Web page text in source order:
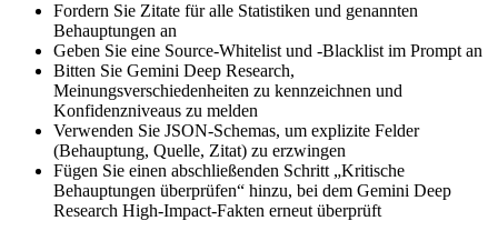
Fordern Sie Zitate für alle Statistiken und genannten
Behauptungen an
Geben Sie eine Source-Whitelist und -Blacklist im Prompt an
Bitten Sie Gemini Deep Research,
Meinungsverschiedenheiten zu kennzeichnen und
Konfidenzniveaus zu melden
Verwenden Sie JSON-Schemas, um explizite Felder
(Behauptung, Quelle, Zitat) zu erzwingen
Fügen Sie einen abschließenden Schritt „Kritische
Behauptungen überprüfen“ hinzu, bei dem Gemini Deep
Research High-Impact-Fakten erneut überprüft